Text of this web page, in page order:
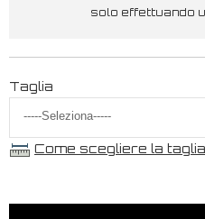
solo effettuando
Taglia
Come scegliere la taglia